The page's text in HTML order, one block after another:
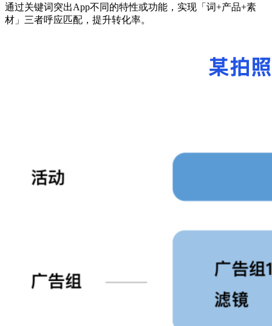
通过关键词突出App不同的特性或功能，实现「词+产品+素
材」三者呼应匹配，提升转化率。